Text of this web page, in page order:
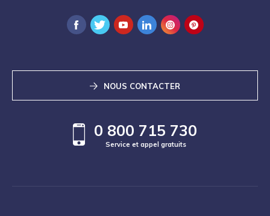
NOUS CONTACTER
0 800 715 730
Service et appel gratuits